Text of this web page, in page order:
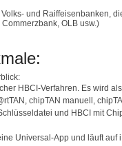
und Raiffeisenbanken,
OLB usw.)
HBCI-Verfahren. Es wird
chipTAN manuell,
und HBCI mit
Universal-App und läuft auf